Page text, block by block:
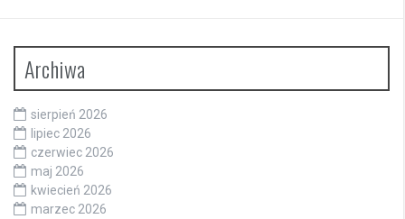
Archiwa
sierpień 2026
lipiec 2026
czerwiec 2026
maj 2026
kwiecień 2026
marzec 2026